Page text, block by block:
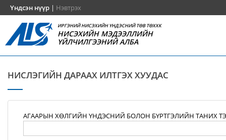
Үндсэн нүүр | Нэвтрэх
ИРГЭНИЙ НИСЭХИЙН ҮНДЭСНИЙ ТӨВ ТӨХХК
НИСЭХИЙН МЭДЭЭЛЛИЙН
ҮЙЛЧИЛГЭЭНИЙ АЛБА
НИСЛЭГИЙН ДАРААХ ИЛТГЭХ ХУУДАС
АГААРЫН ХӨЛГИЙН ҮНДЭСНИЙ БОЛОН БҮРТГЭЛИЙН ТАНИХ